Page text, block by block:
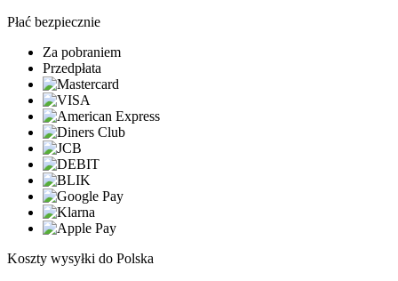
Płać bezpiecznie
Za pobraniem
Przedpłata
Koszty wysyłki do Polska